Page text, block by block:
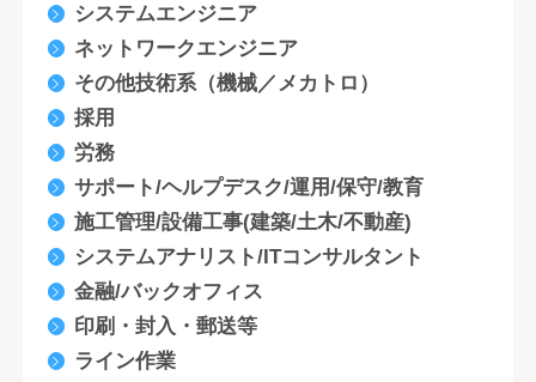
システムエンジニア
ネットワークエンジニア
その他技術系（機械／メカトロ）
採用
労務
サポート/ヘルプデスク/運用/保守/教育
施工管理/設備工事(建築/土木/不動産)
システムアナリスト/ITコンサルタント
金融/バックオフィス
印刷・封入・郵送等
ライン作業